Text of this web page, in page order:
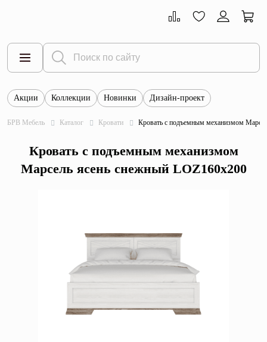
Все товары
Тумбы
Шкафы
Витрины
Акции Коллекции Новинки Дизайн-проект
БРВ Мебель Каталог Кровати Кровать с подъемным механизмом
Кровать с подъемным механизмом
Марсель ясень снежный LOZ160х200